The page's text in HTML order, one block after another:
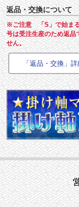
返品・交換について
※ご注意 「S」で始ま
号は受注生産のため返品
せん。
「返品・交換」詳